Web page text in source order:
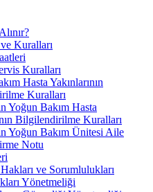
Kuralları
Kuralları
Hasta Yakınlarının
Kuralları
Yoğun Bakım Hasta
Bilgilendirilme Kuralları
Yoğun Bakım Ünitesi Aile
Notu
ve Sorumlulukları
Yönetmeliği